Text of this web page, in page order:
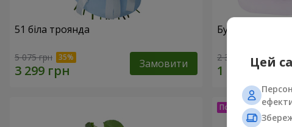
51 біла троянда
5 075 грн Замовити
Букет з троянд
2 374 грнЦей